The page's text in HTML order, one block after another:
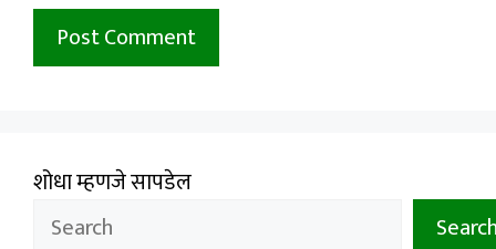
शोधा म्हणजे सापडेल